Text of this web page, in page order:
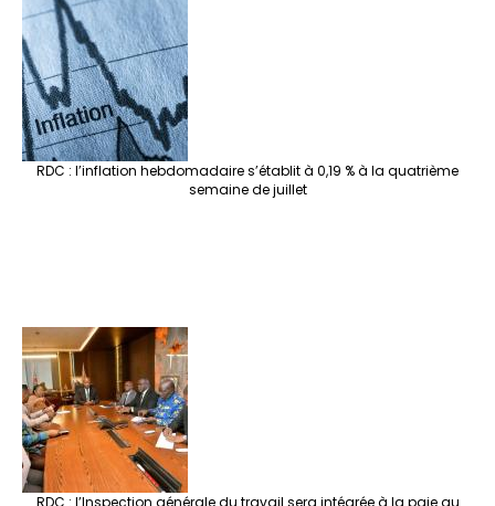
RDC : l’inflation hebdomadaire s’établit à 0,19 % à la quatrième
semaine de juillet